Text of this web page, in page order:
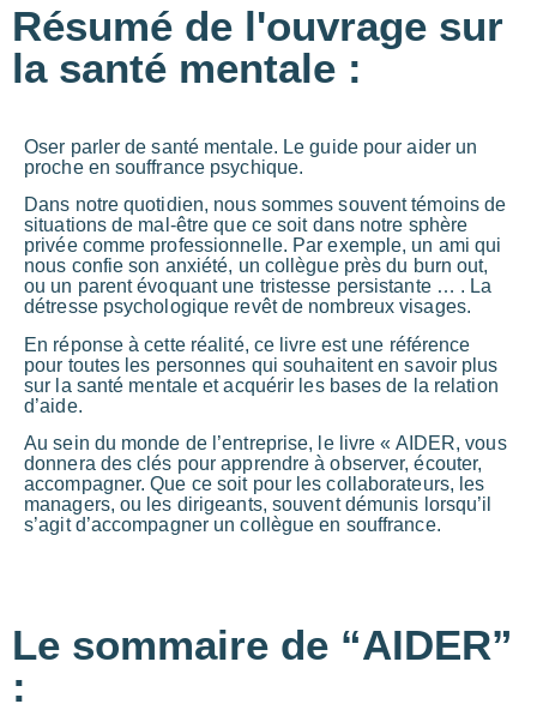
Résumé de l'ouvrage sur
la santé mentale :
Oser parler de santé mentale. Le guide pour aider un
proche en souffrance psychique.
Dans notre quotidien, nous sommes souvent témoins de
situations de mal-être que ce soit dans notre sphère
privée comme professionnelle. Par exemple, un ami qui
nous confie son anxiété, un collègue près du burn out,
ou un parent évoquant une tristesse persistante … . La
détresse psychologique revêt de nombreux visages.
En réponse à cette réalité, ce livre est une référence
pour toutes les personnes qui souhaitent en savoir plus
sur la santé mentale et acquérir les bases de la relation
d’aide.
Au sein du monde de l’entreprise, le livre « AIDER, vous
donnera des clés pour apprendre à observer, écouter,
accompagner. Que ce soit pour les collaborateurs, les
managers, ou les dirigeants, souvent démunis lorsqu’il
s’agit d’accompagner un collègue en souffrance.
Le sommaire de “AIDER”
: